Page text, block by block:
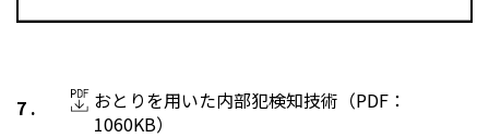
おとりを用いた内部犯検知技術（PDF：
1060KB）